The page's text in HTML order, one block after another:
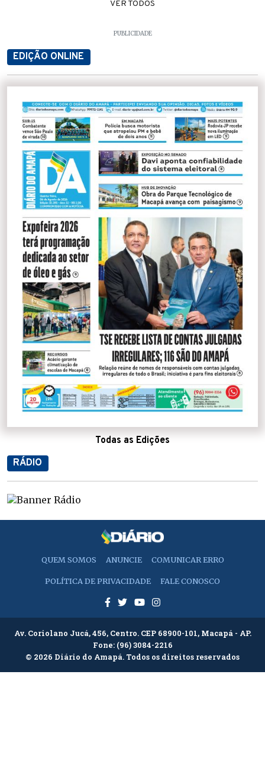
VER TODOS
PUBLICIDADE
EDIÇÃO ONLINE
Todas as Edições
RÁDIO
QUEM SOMOS ANUNCIE COMUNICAR ERRO
POLÍTICA DE PRIVACIDADE FALE CONOSCO
Av. Coriolano Jucá, 456, Centro. CEP 68900-101, Macapá - AP.
Fone: (96) 3084-2216
© 2026 Diário do Amapá. Todos os direitos reservados